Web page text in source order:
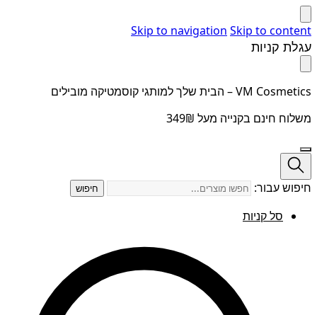
Skip to navigation Skip to content
עגלת קניות
VM Cosmetics – הבית שלך למותגי קוסמטיקה מובילים
משלוח חינם בקנייה מעל 349₪
חיפוש עבור: חיפוש
סל קניות